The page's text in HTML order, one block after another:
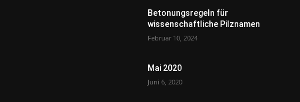
Betonungsregeln für
wissenschaftliche Pilznamen
Februar 10, 2024
Mai 2020
Juni 6, 2020